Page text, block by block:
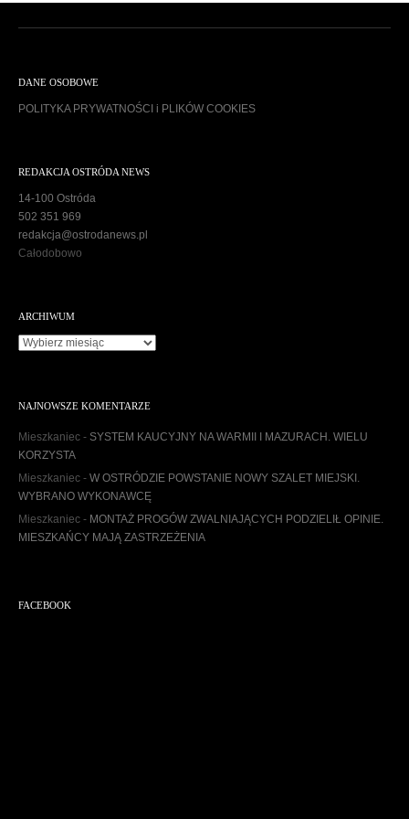
DANE OSOBOWE
POLITYKA PRYWATNOŚCI i PLIKÓW COOKIES
REDAKCJA OSTRÓDA NEWS
14-100 Ostróda
502 351 969
redakcja@ostrodanews.pl
Całodobowo
ARCHIWUM
A
w
u
NAJNOWSZE KOMENTARZE
Mieszkaniec - SYSTEM KAUCYJNY NA WARMII I MAZURACH. WIELU
KORZYSTA
Mieszkaniec - W OSTRÓDZIE POWSTANIE NOWY SZALET MIEJSKI.
WYBRANO WYKONAWCĘ
Mieszkaniec - MONTAŻ PROGÓW ZWALNIAJĄCYCH PODZIELIŁ OPINIE.
MIESZKAŃCY MAJĄ ZASTRZEŻENIA
FACEBOOK